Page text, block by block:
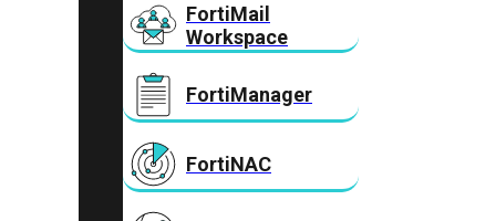
FortiMail
Workspace
FortiManager
FortiNAC